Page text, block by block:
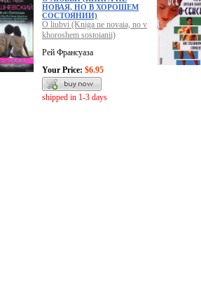
НОВАЯ, НО В ХОРОШЕМ
СОСТОЯНИИ)
O liubvi (Kniga ne novaia, no v
khoroshem sostoianii)
Рей Франсуаза
Your Price: $6.95
shipped in 1-3 days